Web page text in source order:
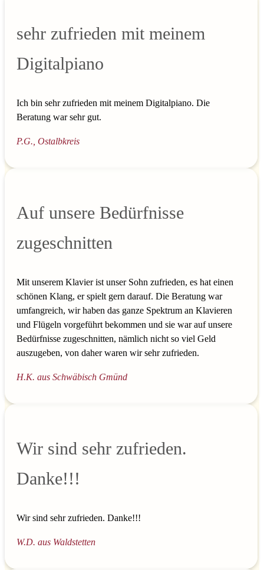
sehr zufrieden mit meinem
Digitalpiano
Ich bin sehr zufrieden mit meinem Digitalpiano. Die
Beratung war sehr gut.
P.G., Ostalbkreis
Auf unsere Bedürfnisse
zugeschnitten
Mit unserem Klavier ist unser Sohn zufrieden, es hat einen
schönen Klang, er spielt gern darauf. Die Beratung war
umfangreich, wir haben das ganze Spektrum an Klavieren
und Flügeln vorgeführt bekommen und sie war auf unsere
Bedürfnisse zugeschnitten, nämlich nicht so viel Geld
auszugeben, von daher waren wir sehr zufrieden.
H.K. aus Schwäbisch Gmünd
Wir sind sehr zufrieden.
Danke!!!
Wir sind sehr zufrieden. Danke!!!
W.D. aus Waldstetten